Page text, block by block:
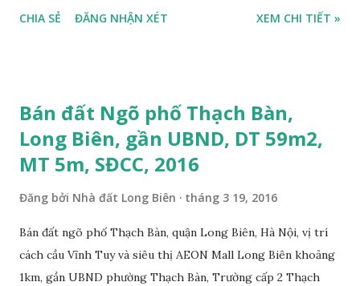
nở hậu, tiện để ở, làm kho xưởng, sổ đỏ chính chủ, giá bán:
CHIA SẺ ĐĂNG NHẬN XÉT XEM CHI TIẾT »
Bán đất Ngõ phố Thạch Bàn,
Long Biên, gần UBND, DT 59m2,
MT 5m, SĐCC, 2016
Đăng bởi Nhà đất Long Biên tháng 3 19, 2016
Bán đất ngõ phố Thạch Bàn, quận Long Biên, Hà Nội, vị trí
cách cầu Vĩnh Tuy và siêu thị AEON Mall Long Biên khoảng
1km, gần UBND phường Thạch Bàn, Trường cấp 2 Thạch